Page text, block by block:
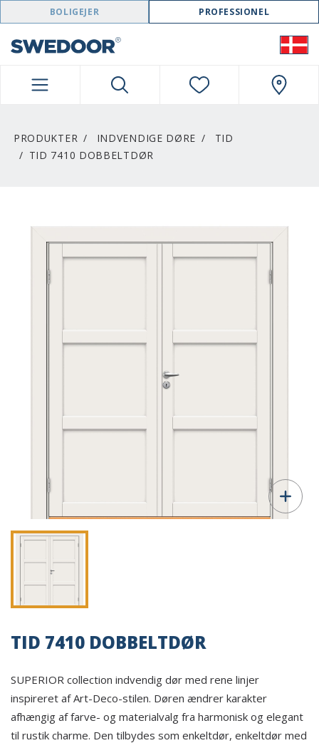
SWEDOOR NAVIGATION
BOLIGEJER PROFESSIONEL
PRODUKTER INDVENDIGE DØRE
TID
TID 7410 DOBBELTDØR
TID 7410 DOBBELTDØR
SUPERIOR collection indvendig dør med rene linjer
inspireret af Art-Deco-stilen. Døren ændrer karakter
afhængig af farve- og materialvalg fra harmonisk og elegant
til rustik charme. Den tilbydes som enkeltdør, enkeltdør med